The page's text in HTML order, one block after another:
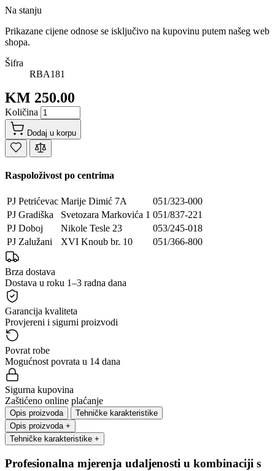
Na stanju
Prikazane cijene odnose se isključivo na kupovinu putem našeg web
shopa.
Šifra
RBA181
KM 250.00
Količina
Dodaj u korpu
Raspoloživost po centrima
PJ Petrićevac Marije Dimić 7A
051/323-000
PJ Gradiška
Svetozara Markovića 1 051/837-221
PJ Doboj
Nikole Tesle 23
053/245-018
PJ Zalužani
XVI Knoub br. 10 051/366-800
Brza dostava
Dostava u roku 1–3 radna dana
Garancija kvaliteta
Provjereni i sigurni proizvodi
Povrat robe
Mogućnost povrata u 14 dana
Sigurna kupovina
Zaštićeno online plaćanje
Opis proizvoda
Tehničke karakteristike
Opis proizvoda +
Tehničke karakteristike +
Profesionalna mjerenja udaljenosti u kombinaciji s